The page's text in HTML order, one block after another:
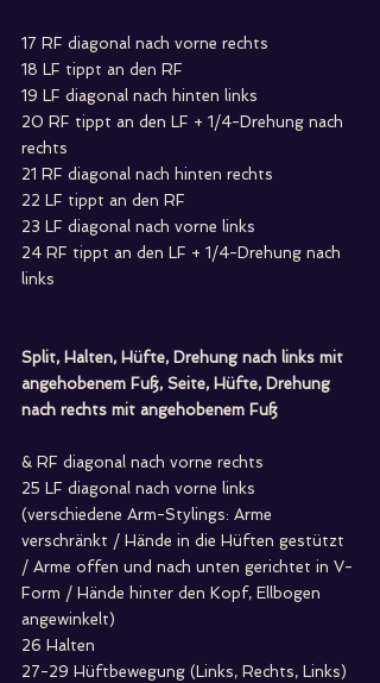
17 RF diagonal nach vorne rechts
18 LF tippt an den RF
19 LF diagonal nach hinten links
20 RF tippt an den LF + 1/4-Drehung nach
rechts
21 RF diagonal nach hinten rechts
22 LF tippt an den RF
23 LF diagonal nach vorne links
24 RF tippt an den LF + 1/4-Drehung nach
links
Split, Halten, Hüfte, Drehung nach links mit
angehobenem Fuß, Seite, Hüfte, Drehung
nach rechts mit angehobenem Fuß
& RF diagonal nach vorne rechts
25 LF diagonal nach vorne links
(verschiedene Arm-Stylings: Arme
verschränkt / Hände in die Hüften gestützt
/ Arme offen und nach unten gerichtet in V-
Form / Hände hinter den Kopf, Ellbogen
angewinkelt)
26 Halten
27-29 Hüftbewegung (Links, Rechts, Links)